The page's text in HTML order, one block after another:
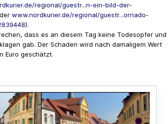
regional/guestr...n-ein-bild-der-
www.nordkurier.de/regional/guestr...ornado-
).
dass es an diesem Tag keine Todesopfer und
gab. Der Schaden wird nach damaligem Wert
Euro geschätzt.